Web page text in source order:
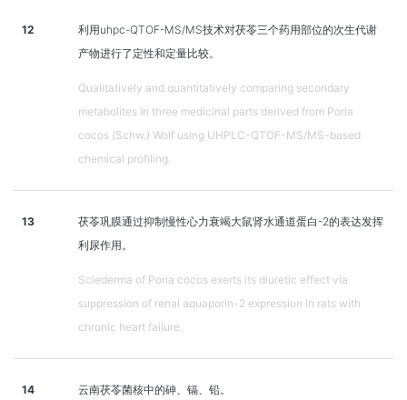
12
利用uhpc-QTOF-MS/MS技术对茯苓三个药用部位的次生代谢
产物进行了定性和定量比较。
Qualitatively and quantitatively comparing secondary
metabolites in three medicinal parts derived from Poria
cocos (Schw.) Wolf using UHPLC-QTOF-MS/MS-based
chemical profiling.
13
茯苓巩膜通过抑制慢性心力衰竭大鼠肾水通道蛋白-2的表达发挥
利尿作用。
Sclederma of Poria cocos exerts its diuretic effect via
suppression of renal aquaporin-2 expression in rats with
chronic heart failure.
14 云南茯苓菌核中的砷、镉、铅。